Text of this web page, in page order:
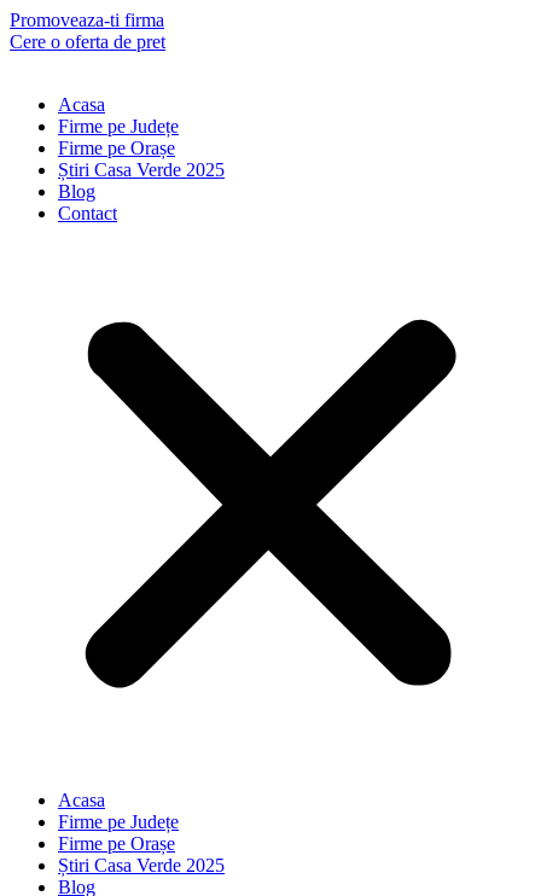
Skip
to
Promoveaza-ti firma
Cere o oferta de pret
Acasa
Firme pe Județe
Firme pe Orașe
Știri Casa Verde 2025
Blog
Contact
Acasa
Firme pe Județe
Firme pe Orașe
Știri Casa Verde 2025
Blog